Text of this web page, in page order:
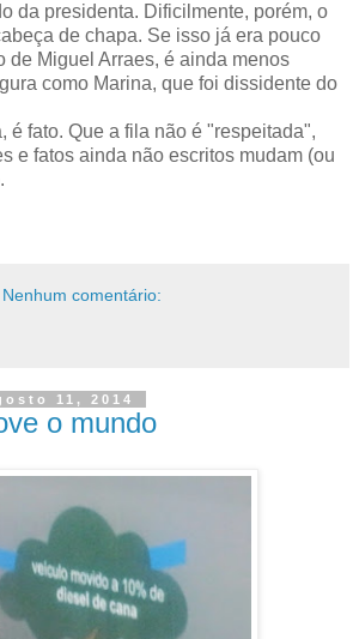
da presidenta. Dificilmente, porém, o
de chapa. Se isso já era pouco
de Miguel Arraes, é ainda menos
como Marina, que foi dissidente do
é fato. Que a fila não é "respeitada",
e fatos ainda não escritos mudam (ou
Nenhum comentário:
11, 2014
o mundo